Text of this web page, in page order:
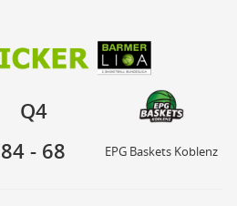
EPG Baskets Koblenz
Q4
84 - 68 EPG Baskets Koblenz